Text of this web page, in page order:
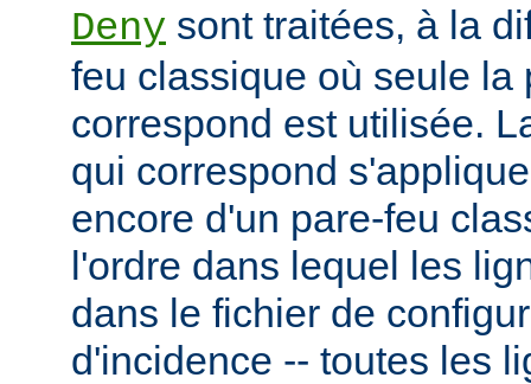
Deny sont traitées, à la
feu classique où seule la
correspond est utilisée.
qui correspond
encore d'un pare-feu
l'ordre dans lequel les
dans le fichier de
d'incidence -- toutes les